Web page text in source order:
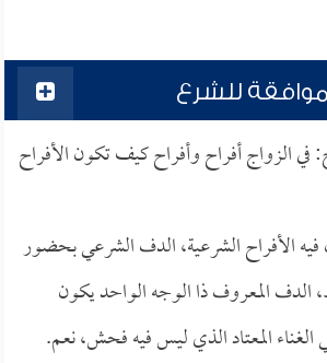
للشرع
الزواج أفراح وأفراح كيف تكون الأفراح
الأفراح الشرعية، الدف الشرعي بحضور
الدف المعروف ذا الوجه الواحد يكون
الغناء المعتاد الذي ليس فيه فحش، نعم.